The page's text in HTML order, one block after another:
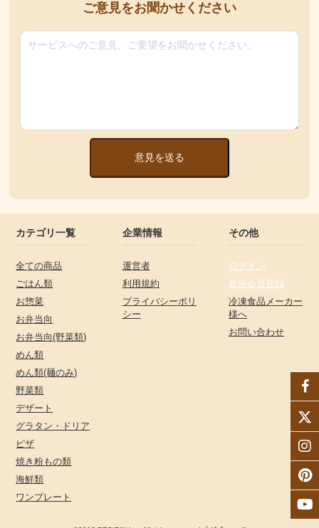
ご意見をお聞かせください
意見を送る
カテゴリ一覧
全ての商品
ごはん類
お惣菜
お弁当向
お弁当向(野菜類)
めん類
めん類(麺のみ)
野菜類
デザート
グラタン・ドリア
ピザ
焼き粉もの類
海鮮類
ワンプレート
企業情報
運営者
利用規約
プライバシーポリ
シー
その他
ログイン
新規会員登録
冷凍食品メーカー
様へ
お問い合わせ